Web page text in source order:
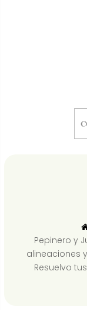
Pepinero y
alineaciones
Resuelvo